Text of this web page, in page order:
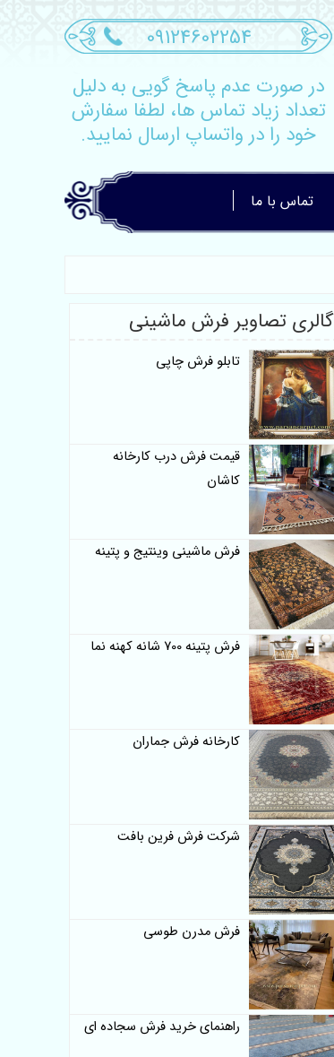
09124602254
در صورت عدم پاسخ گویی به دلیل
تعداد زیاد تماس ها، لطفا سفارش
خود را در واتساپ ارسال نمایید.
تماس با ما
گالری تصاویر فرش ماشینی
تابلو فرش چاپی
قیمت فرش درب کارخانه
کاشان
فرش ماشینی وینتیج و پتینه
فرش پتینه 700 شانه کهنه نما
کارخانه فرش جماران
شرکت فرش فرین بافت
فرش مدرن طوسی
راهنمای خرید فرش سجاده ای